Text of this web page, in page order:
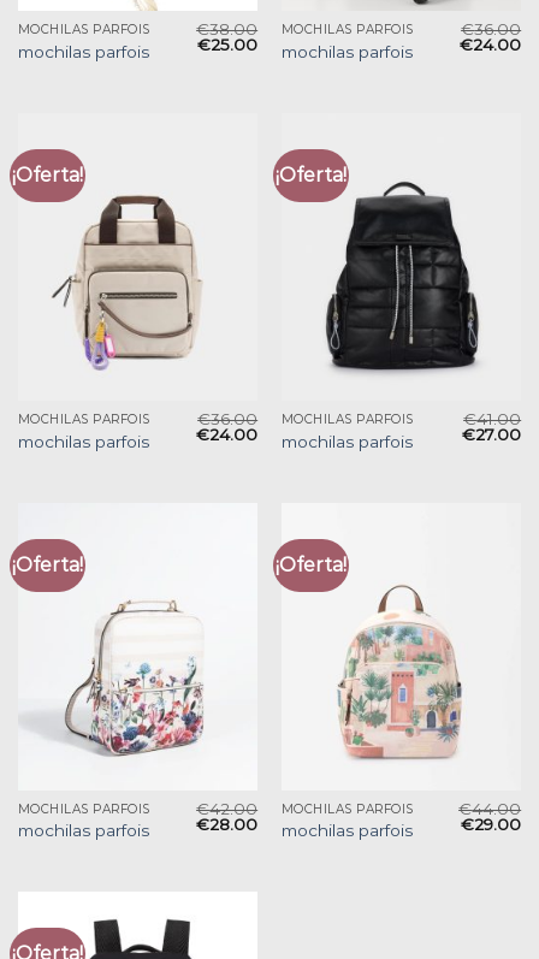
MOCHILAS PARFOIS
mochilas parfois
€38.00
€25.00
MOCHILAS PARFOIS
mochilas parfois
€36.00
€24.00
¡Oferta!
MOCHILAS PARFOIS
mochilas parfois
€36.00
€24.00
¡Oferta!
MOCHILAS PARFOIS
mochilas parfois
€41.00
€27.00
¡Oferta!
MOCHILAS PARFOIS
mochilas parfois
€42.00
€28.00
¡Oferta!
MOCHILAS PARFOIS
mochilas parfois
€44.00
€29.00
¡Oferta!